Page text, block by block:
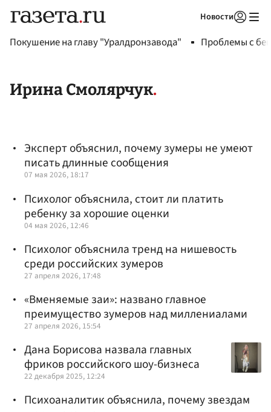
Новости
Покушение на главу "Уралдронзавода" Проблемы с
Ирина Смолярчук
Эксперт объяснил, почему зумеры не умеют
писать длинные сообщения
07 мая 2026, 18:17
Психолог объяснила, стоит ли платить
ребенку за хорошие оценки
04 мая 2026, 12:46
Психолог объяснила тренд на нишевость
среди российских зумеров
27 апреля 2026, 17:48
«Вменяемые заи»: названо главное
преимущество зумеров над миллениалами
27 апреля 2026, 15:54
Дана Борисова назвала главных
фриков российского шоу-бизнеса
22 декабря 2025, 12:24
Психоаналитик объяснила, почему звездам